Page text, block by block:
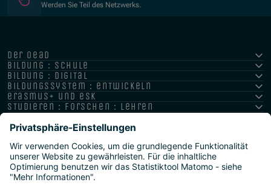
Werden Sie Teil des Netzwerks.
der oead
bildung : schule
bildung : digital
bildungssystem : entwickeln
erasmus+ und esk
studieren : forschen : lehren
hochschule : strategie : international